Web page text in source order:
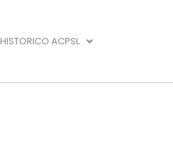
HISTORICO ACPSL